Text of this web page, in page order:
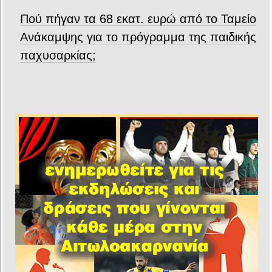
Πού πήγαν τα 68 εκατ. ευρώ από το Ταμείο
Ανάκαμψης για το πρόγραμμα της παιδικής
παχυσαρκίας;